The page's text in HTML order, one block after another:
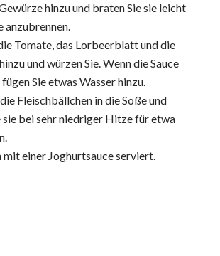
hinzu und braten Sie sie leicht
anzubrennen.
Tomate, das Lorbeerblatt und die
und würzen Sie. Wenn die Sauce
Sie etwas Wasser hinzu.
Fleischbällchen in die Soße und
sie bei sehr niedriger Hitze für etwa
mit einer Joghurtsauce serviert.